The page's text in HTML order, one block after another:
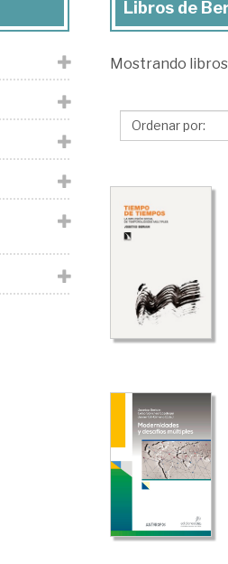
Libros
Beriain,
Libros de
Mostrando